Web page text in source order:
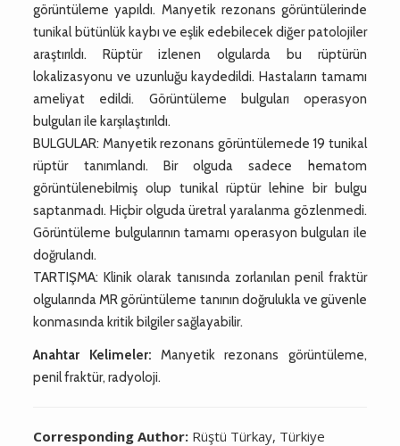
görüntüleme yapıldı. Manyetik rezonans görüntülerinde
tunikal bütünlük kaybı ve eşlik edebilecek diğer patolojiler
araştırıldı. Rüptür izlenen olgularda bu rüptürün
lokalizasyonu ve uzunluğu kaydedildi. Hastaların tamamı
ameliyat edildi. Görüntüleme bulguları operasyon
bulguları ile karşılaştırıldı.
BULGULAR: Manyetik rezonans görüntülemede 19 tunikal
rüptür tanımlandı. Bir olguda sadece hematom
görüntülenebilmiş olup tunikal rüptür lehine bir bulgu
saptanmadı. Hiçbir olguda üretral yaralanma gözlenmedi.
Görüntüleme bulgularının tamamı operasyon bulguları ile
doğrulandı.
TARTIŞMA: Klinik olarak tanısında zorlanılan penil fraktür
olgularında MR görüntüleme tanının doğrulukla ve güvenle
konmasında kritik bilgiler sağlayabilir.
Anahtar Kelimeler: Manyetik rezonans görüntüleme,
penil fraktür, radyoloji.
Corresponding Author: Rüştü Türkay, Türkiye